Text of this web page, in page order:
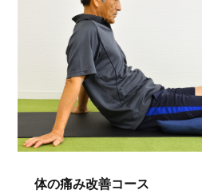
体の痛み改善コース